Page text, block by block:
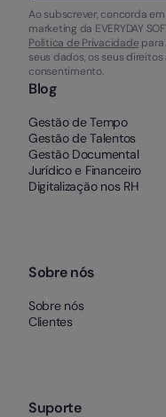
Ao subscrever, concorda
marketing da EVERYDAY
Política de Privacidade
seus dados, os seus
consentimento.
Blog
Gestão de Tempo
Gestão de Talentos
Gestão Documental
Jurídico e Financeiro
Digitalização nos RH
Sobre nós
Sobre nós
Clientes
Suporte